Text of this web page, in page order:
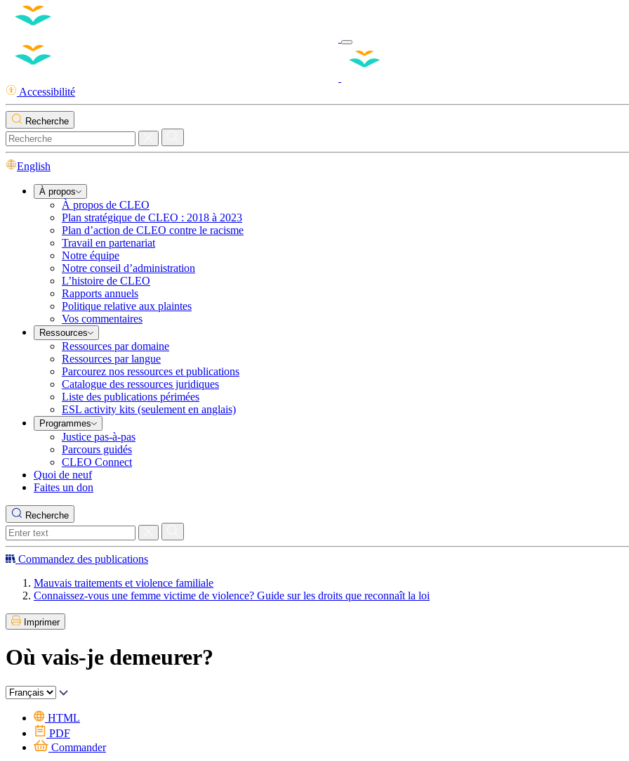
Accessibilité
Recherche
English
À propos
À propos de CLEO
Plan stratégique de CLEO : 2018 à 2023
Plan d’action de CLEO contre le racisme
Travail en partenariat
Notre équipe
Notre conseil d’administration
L’histoire de CLEO
Rapports annuels
Politique relative aux plaintes
Vos commentaires
Ressources
Ressources par domaine
Ressources par langue
Parcourez nos ressources et publications
Catalogue des ressources juridiques
Liste des publications périmées
ESL activity kits (seulement en anglais)
Programmes
Justice pas-à-pas
Parcours guidés
CLEO Connect
Quoi de neuf
Faites un don
Recherche
Commandez des publications
Mauvais traitements et violence familiale
Connaissez-vous une femme victime de violence? Guide sur les droits que reconnaît la loi
Imprimer
Où vais-je demeurer?
HTML
PDF
Commander